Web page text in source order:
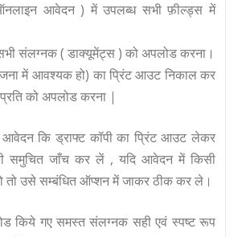
आवेदन ) में उपलब्ध सभी फ़ील्ड्स में
संलग्नक ( डाक्यूमेंट्स ) को अपलोड करना।
में आवश्यक हो) का प्रिंट आउट निकाल कर
को अपलोड करना |
कि ड्राफ्ट कॉपी का प्रिंट आउट लेकर
की समुचित जाँच कर लें , यदि आवेदन में किसी
तो उसे सम्बंधित ऑप्शन में जाकर ठीक कर ले।
किये गए समस्त संलग्नक सही एवं स्पष्ट रूप